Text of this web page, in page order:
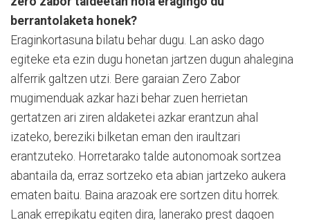
berrantolaketa honek?
Eraginkortasuna bilatu behar dugu. Lan asko dago
egiteke eta ezin dugu honetan jartzen dugun ahalegina
alferrik galtzen utzi. Bere garaian Zero Zabor
mugimenduak azkar hazi behar zuen herrietan
gertatzen ari ziren aldaketei azkar erantzun ahal
izateko, bereziki bilketan eman den iraultzari
erantzuteko. Horretarako talde autonomoak sortzea
abantaila da, erraz sortzeko eta abian jartzeko aukera
ematen baitu. Baina arazoak ere sortzen ditu horrek.
Lanak errepikatu egiten dira, lanerako prest dagoen